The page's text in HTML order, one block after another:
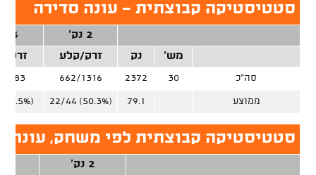
סטטיסטיקה קבוצתית - עונה סדירה
2 נק'
3 נק'
מש'
נק זרק/קלע זרק/
סה"כ 30
2372
662/1316
483
ממוצע 79.1
22/44 (50.3%)
סטטיסטיקה קבוצתית לפי משחק, עונה
2 נק'